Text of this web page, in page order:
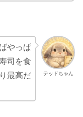
テッドちゃん
やっぱ
司を食
最高だ